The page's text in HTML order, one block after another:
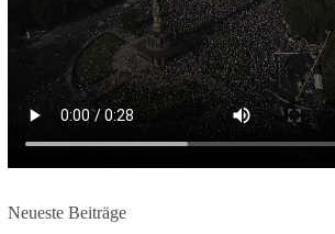
👉 Hier geht es zum vollständigen Video:
https://www.youtube.com/live/a9hOswSNg4I?
si=2b_C6GgNY9EB-rXw
🟩🟩🟦🟦🟥🟥🟧🟧
#dieBasis #frieden
Neueste Beiträge